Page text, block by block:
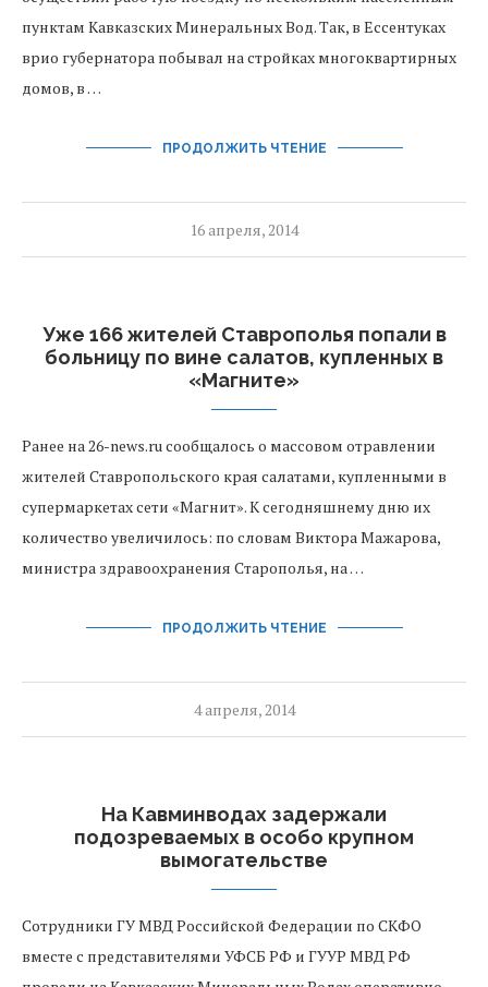
пунктам Кавказских Минеральных Вод. Так, в Ессентуках
врио губернатора побывал на стройках многоквартирных
домов, в …
ПРОДОЛЖИТЬ ЧТЕНИЕ
16 апреля, 2014
Уже 166 жителей Ставрополья попали в
больницу по вине салатов, купленных в
«Магните»
Ранее на 26-news.ru сообщалось о массовом отравлении
жителей Ставропольского края салатами, купленными в
супермаркетах сети «Магнит». К сегодняшнему дню их
количество увеличилось: по словам Виктора Мажарова,
министра здравоохранения Старополья, на …
ПРОДОЛЖИТЬ ЧТЕНИЕ
4 апреля, 2014
На Кавминводах задержали
подозреваемых в особо крупном
вымогательстве
Сотрудники ГУ МВД Российской Федерации по СКФО
вместе с представителями УФСБ РФ и ГУУР МВД РФ